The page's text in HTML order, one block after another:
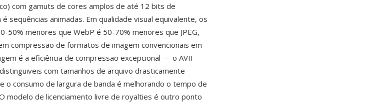
com gamuts de cores amplos de até 12 bits de
sequências animadas. Em qualidade visual equivalente, os
50% menores que WebP é 50-70% menores que JPEG,
compressão de formatos de imagem convencionais em
é a eficiência de compressão excepcional — o AVIF
com tamanhos de arquivo drasticamente
o consumo de largura de banda é melhorando o tempo de
modelo de licenciamento livre de royalties é outro ponto